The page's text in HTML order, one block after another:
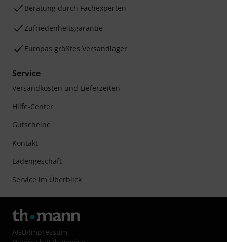
Beratung durch Fachexperten
Zufriedenheitsgarantie
Europas größtes Versandlager
Service
Versandkosten und Lieferzeiten
Hilfe-Center
Gutscheine
Kontakt
Ladengeschäft
Service im Überblick
AGB/Impressum